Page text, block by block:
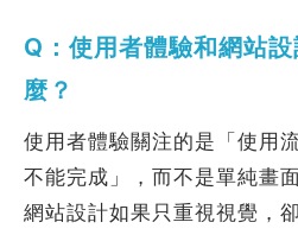
Q：使用者體驗和網站
麼？
使用者體驗關注的是「使用
不能完成」，而不是單純畫
網站設計如果只重視視覺，